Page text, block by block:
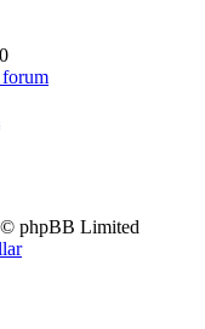
forum
phpBB Limited